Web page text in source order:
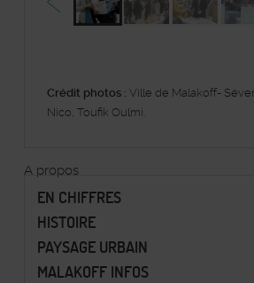
Crédit photos : Ville de Malakoff-
Nico, Toufik Oulmi.
À propos
EN CHIFFRES
HISTOIRE
PAYSAGE URBAIN
MALAKOFF INFOS